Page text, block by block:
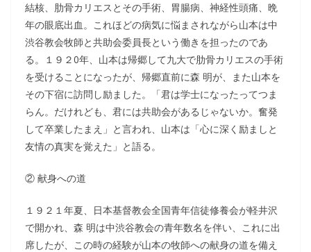
結核、肋骨カリエスとその手術、胃腸病、神経性頭痛、晩
年の眼底出血。これほどの病気に悩まされながら山本は中
渋谷教会牧師と共助会委員長という働きを担ったのであ
る。１９２0年、山本は帰郷して九大で肋骨カリエスの手術
を受けることになったが、帰郷直前に森 明が、また山本を
その下宿に訪問し励ました。「君は学士になったってつま
らん。だけれども、君には共助会があるじゃないか。奮発
して卒業したまえ」と言われ、山本は「心に深く励ましと
友情の真実を覚えた」と語る。
② 献身への道
１９２１年夏、日本基督教会全国青年信徒修養会が軽井沢
で開かれ、森 明は中渋谷教会の青年数名を伴い、これに出
席したが、この時の経験が山本の牧師への献身の道を備え